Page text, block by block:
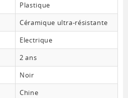
Plastique
Céramique ultra-résistante
Electrique
2 ans
Noir
Chine